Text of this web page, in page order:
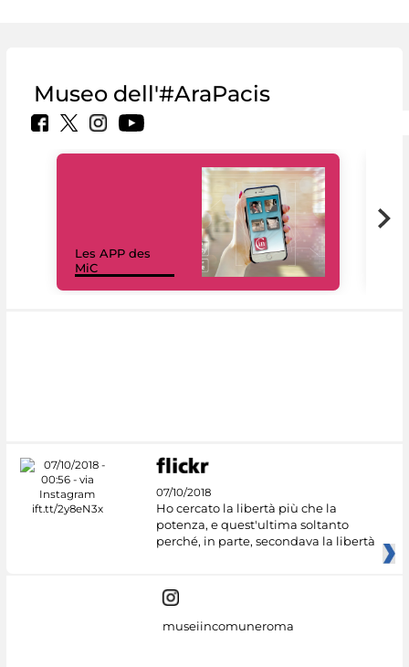
Museo dell'#AraPacis
Les APP des
MiC
07/10/2018
Ho cercato la libertà più che la
potenza, e quest'ultima soltanto
perché, in parte, secondava la libertà
museiincomuneroma